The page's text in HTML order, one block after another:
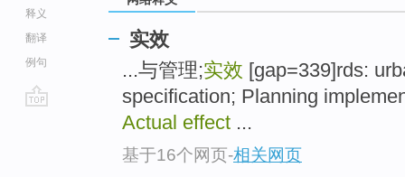
释义
翻译
例句
实效
...与管理;实效 [gap=339]rds:
specification; Planning
Actual effect ...
基于16个网页-相关网页